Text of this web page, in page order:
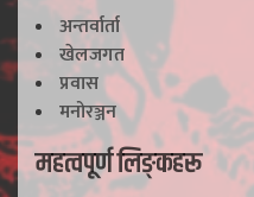
अन्तर्वार्ता
खेलजगत
प्रवास
मनोरञ्जन
महत्वपूर्ण लिङ्कहरू